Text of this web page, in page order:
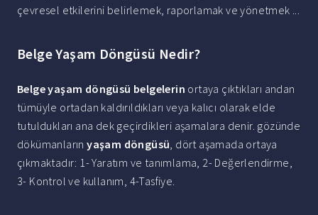
çevresel etkilerini belirlemek, raporlamak ve yönetmek ...
Belge Yaşam Döngüsü Nedir?
Belge yaşam döngüsü belgelerin ortaya çıktıkları andan
tümüyle ortadan kaldırıldıkları veya kalıcı olarak elde
tutuldukları ana dek geçirdikleri aşamalara denir. gözünde
dökümanlarınyaşam döngüsü, dört aşamada ortaya
çıkmaktadır: 1- Yaratım ve tanımlama, 2- Değerlendirme,
3- Kontrol ve kullanım, 4-Tasfiye.